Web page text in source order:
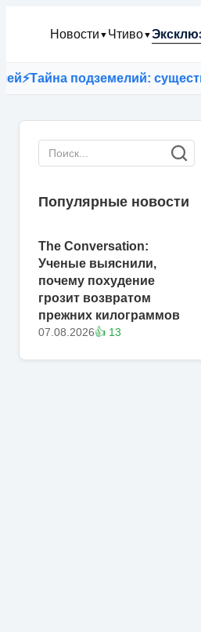
Новости ▼ Чтиво▼
подземелий: существуют
Популярные новости
The Conversation:
Ученые выяснили,
почему похудение
грозит возвратом
прежних килограммов
07.08.2026👍 13